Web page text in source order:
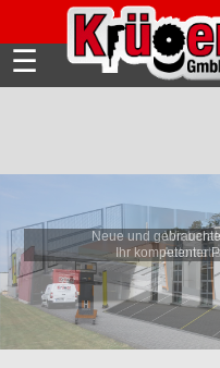
☰
Neue und
Ihr kompetenter
Wir